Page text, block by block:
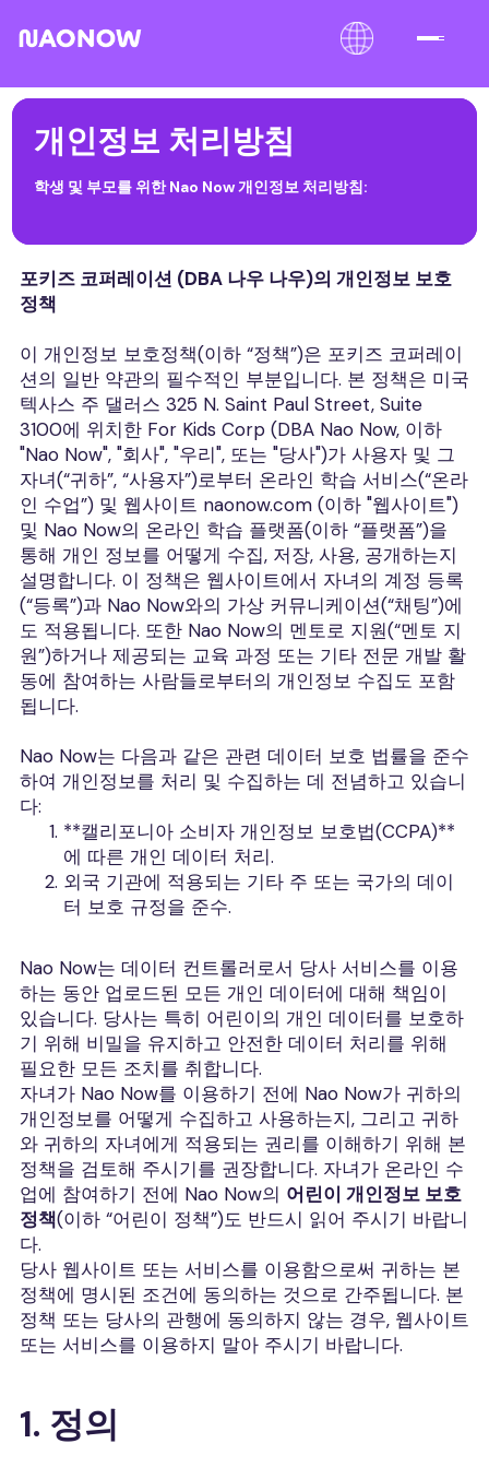
개인정보 처리방침
학생 및 부모를 위한 Nao Now 개인정보 처리방침:
포키즈 코퍼레이션 (DBA 나우 나우)의 개인정보 보호
정책
이 개인정보 보호정책(이하 “정책”)은 포키즈 코퍼레이
션의 일반 약관의 필수적인 부분입니다. 본 정책은 미국
텍사스 주 댈러스 325 N. Saint Paul Street, Suite
3100에 위치한 For Kids Corp (DBA Nao Now, 이하
"Nao Now", "회사", "우리", 또는 "당사")가 사용자 및 그
자녀(“귀하”, “사용자”)로부터 온라인 학습 서비스(“온라
인 수업”) 및 웹사이트 naonow.com (이하 "웹사이트")
및 Nao Now의 온라인 학습 플랫폼(이하 “플랫폼”)을
통해 개인 정보를 어떻게 수집, 저장, 사용, 공개하는지
설명합니다. 이 정책은 웹사이트에서 자녀의 계정 등록
(“등록”)과 Nao Now와의 가상 커뮤니케이션(“채팅”)에
도 적용됩니다. 또한 Nao Now의 멘토로 지원(“멘토 지
원”)하거나 제공되는 교육 과정 또는 기타 전문 개발 활
동에 참여하는 사람들로부터의 개인정보 수집도 포함
됩니다.
Nao Now는 다음과 같은 관련 데이터 보호 법률을 준수
하여 개인정보를 처리 및 수집하는 데 전념하고 있습니
다:
**캘리포니아 소비자 개인정보 보호법(CCPA)**
에 따른 개인 데이터 처리.
외국 기관에 적용되는 기타 주 또는 국가의 데이
터 보호 규정을 준수.
Nao Now는 데이터 컨트롤러로서 당사 서비스를 이용
하는 동안 업로드된 모든 개인 데이터에 대해 책임이
있습니다. 당사는 특히 어린이의 개인 데이터를 보호하
기 위해 비밀을 유지하고 안전한 데이터 처리를 위해
필요한 모든 조치를 취합니다.
자녀가 Nao Now를 이용하기 전에 Nao Now가 귀하의
개인정보를 어떻게 수집하고 사용하는지, 그리고 귀하
와 귀하의 자녀에게 적용되는 권리를 이해하기 위해 본
정책을 검토해 주시기를 권장합니다. 자녀가 온라인 수
업에 참여하기 전에 Nao Now의 어린이 개인정보 보호
정책(이하 “어린이 정책”)도 반드시 읽어 주시기 바랍니
다.
당사 웹사이트 또는 서비스를 이용함으로써 귀하는 본
정책에 명시된 조건에 동의하는 것으로 간주됩니다. 본
정책 또는 당사의 관행에 동의하지 않는 경우, 웹사이트
또는 서비스를 이용하지 말아 주시기 바랍니다.
1. 정의